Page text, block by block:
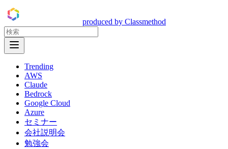
produced by Classmethod
Trending
AWS
Claude
Bedrock
Google Cloud
Azure
セミナー
会社説明会
勉強会